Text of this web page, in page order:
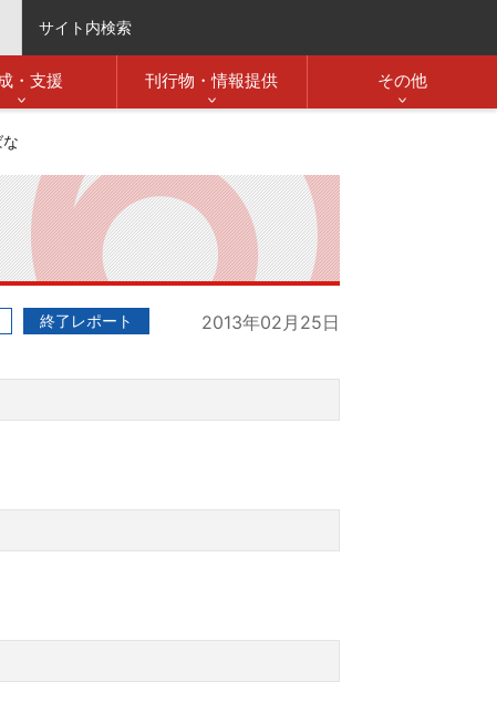
サイト内検索
・支援 刊行物・情報提供 その他
終了レポート 2013年02月25日